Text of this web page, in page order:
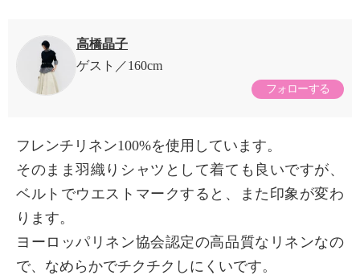
高橋晶子
ゲスト
160cm
フォローする
フレンチリネン100%を使用しています。
そのまま羽織りシャツとして着ても良いですが、
ベルトでウエストマークすると、また印象が変わ
ります。
ヨーロッパリネン協会認定の高品質なリネンなの
で、なめらかでチクチクしにくいです。